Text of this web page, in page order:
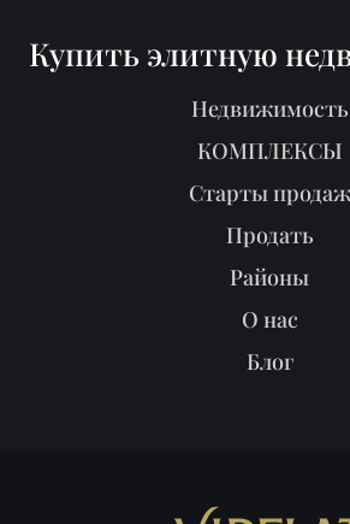
Купить элитную
Недвижимость
КОМПЛЕКСЫ
Старты продаж
Продать
Районы
О нас
Блог